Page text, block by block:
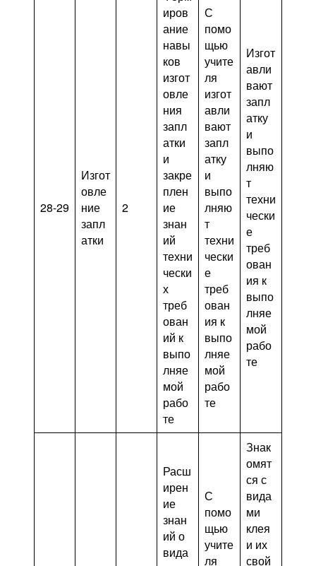
28-29
Изгот
овле
ние
запл
атки
2
иров
ание
навы
ков
изгот
овле
ния
запл
атки
и
закре
плен
ие
знан
ий
техни
чески
х
треб
ован
ий к
выпо
лняе
мой
рабо
те
С
помо
щью
учите
ля
изгот
авли
вают
запл
атку
и
выпо
лняю
т
техни
чески
е
треб
ован
ия к
выпо
лняе
мой
рабо
те
Изгот
авли
вают
запл
атку
и
выпо
лняю
т
техни
чески
е
треб
ован
ия к
выпо
лняе
мой
рабо
те
Расш
ирен
ие
знан
ий о
вида
С
помо
щью
учите
ля
Знак
омят
ся с
вида
ми
клея
и их
свой